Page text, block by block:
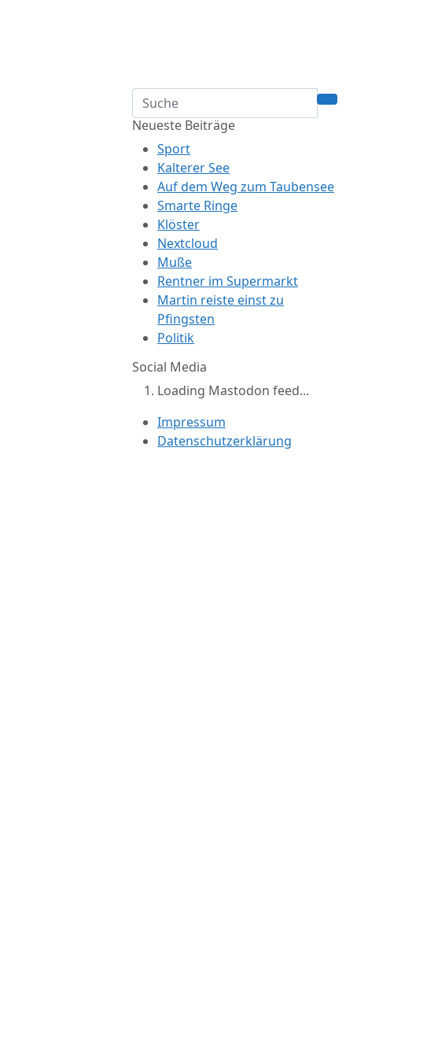
Neueste Beiträge
Sport
Kalterer See
Auf dem Weg zum Taubensee
Smarte Ringe
Klöster
Nextcloud
Muße
Rentner im Supermarkt
Martin reiste einst zu
Pfingsten
Politik
Social Media
Loading Mastodon feed...
Impressum
Datenschutzerklärung